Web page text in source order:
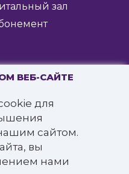
ВЕБ-САЙТЕ
для
сайтом.
вы
нами
зал
бюджетное
специальная
Ерошенко».